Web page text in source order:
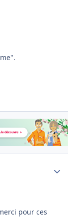
pour ces